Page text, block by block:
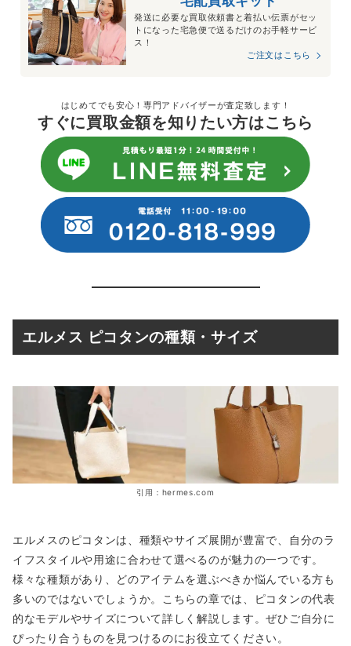
発送に必要な買取依頼書と着払い伝票がセッ
トになった宅急便で送るだけのお手軽サービ
ス！
ご注文はこちら
はじめてでも安心！専門アドバイザーが査定致します！
すぐに買取金額を知りたい方はこちら
エルメス ピコタンの種類・サイズ
引用：hermes.com
エルメスのピコタンは、種類やサイズ展開が豊富で、自分のラ
イフスタイルや用途に合わせて選べるのが魅力の一つです。
様々な種類があり、どのアイテムを選ぶべきか悩んでいる方も
多いのではないでしょうか。こちらの章では、ピコタンの代表
的なモデルやサイズについて詳しく解説します。ぜひご自分に
ぴったり合うものを見つけるのにお役立てください。